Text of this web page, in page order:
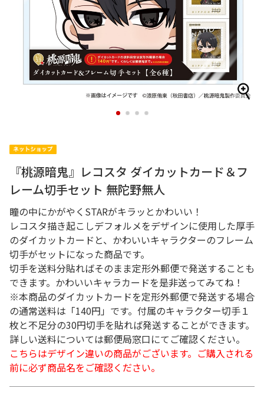
1 2 3 4
『桃源暗鬼』レコスタ ダイカットカード＆フ
レーム切手セット 無陀野無人
瞳の中にかがやくSTARがキラッとかわいい！
レコスタ描き起こしデフォルメをデザインに使用した厚手
のダイカットカードと、かわいいキャラクターのフレーム
切手がセットになった商品です。
切手を送料分貼ればそのまま定形外郵便で発送することも
できます。かわいいキャラカードを是非送ってみてね！
※本商品のダイカットカードを定形外郵便で発送する場合
の通常送料は「140円」です。付属のキャラクター切手１
枚と不足分の30円切手を貼れば発送することができます。
詳しい送料については郵便局窓口にてご確認ください。
こちらはデザイン違いの商品がございます。ご購入される
前に必ず商品名をご確認ください。